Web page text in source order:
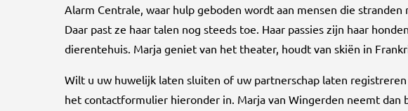
Alarm Centrale, waar hulp geboden wordt aan mensen die
Daar past ze haar talen nog steeds toe. Haar passies zijn haar
dierentehuis. Marja geniet van het theater, houdt van skiën in
Wilt u uw huwelijk laten sluiten of uw partnerschap laten
het contactformulier hieronder in. Marja van Wingerden neemt dan